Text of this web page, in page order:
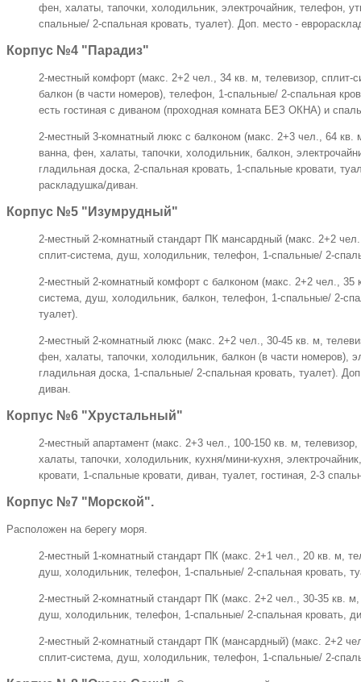
фен, халаты, тапочки, холодильник, электрочайник, телефон,
спальные/ 2-спальная кровать, туалет). Доп. место -
Корпус №4 "Парадиз"
2-местный комфорт (макс. 2+2 чел., 34 кв. м, телевизор, сплит-
балкон (в части номеров), телефон, 1-спальные/ 2-спальная
есть гостиная с диваном (проходная комната БЕЗ ОКНА) и
2-местный 3-комнатный люкс с балконом (макс. 2+3 чел., 64 кв.
ванна, фен, халаты, тапочки, холодильник, балкон,
гладильная доска, 2-спальная кровать, 1-спальные кровати,
раскладушка/диван.
Корпус №5 "Изумрудный"
2-местный 2-комнатный стандарт ПК мансардный (макс. 2+2
сплит-система, душ, холодильник, телефон, 1-спальные/ 2-
2-местный 2-комнатный комфорт с балконом (макс. 2+2 чел., 35
система, душ, холодильник, балкон, телефон, 1-спальные/ 2-
туалет).
2-местный 2-комнатный люкс (макс. 2+2 чел., 30-45 кв. м,
фен, халаты, тапочки, холодильник, балкон (в части номеров),
гладильная доска, 1-спальные/ 2-спальная кровать, туалет).
диван.
Корпус №6 "Хрустальный"
2-местный апартамент (макс. 2+3 чел., 100-150 кв. м,
халаты, тапочки, холодильник, кухня/мини-кухня,
кровати, 1-спальные кровати, диван, туалет, гостиная, 2-3
Корпус №7 "Морской".
Расположен на берегу моря.
2-местный 1-комнатный стандарт ПК (макс. 2+1 чел., 20 кв. м,
душ, холодильник, телефон, 1-спальные/ 2-спальная кровать,
2-местный 2-комнатный стандарт ПК (макс. 2+2 чел., 30-35 кв.
душ, холодильник, телефон, 1-спальные/ 2-спальная кровать,
2-местный 2-комнатный стандарт ПК (мансардный) (макс. 2+2
сплит-система, душ, холодильник, телефон, 1-спальные/ 2-